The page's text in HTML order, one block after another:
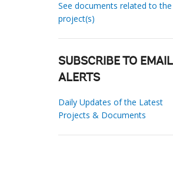
See documents related to the
project(s)
SUBSCRIBE TO EMAIL
ALERTS
Daily Updates of the Latest
Projects & Documents